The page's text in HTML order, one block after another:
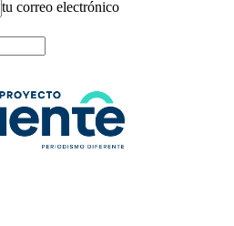
tu correo electrónico